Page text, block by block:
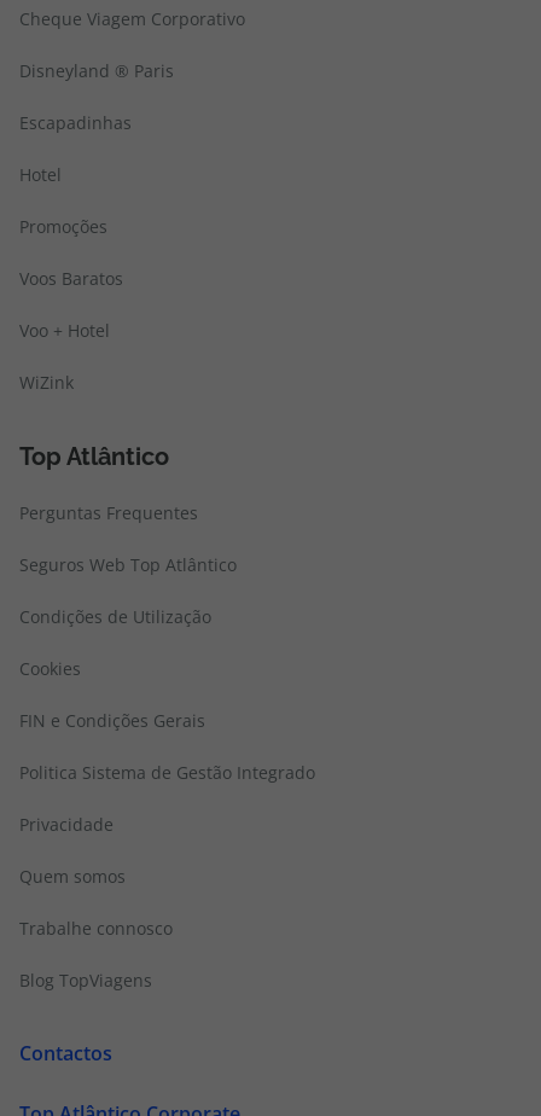
Cheque Viagem Corporativo
Disneyland ® Paris
Escapadinhas
Hotel
Promoções
Voos Baratos
Voo + Hotel
WiZink
Top Atlântico
Perguntas Frequentes
Seguros Web Top Atlântico
Condições de Utilização
Cookies
FIN e Condições Gerais
Politica Sistema de Gestão Integrado
Privacidade
Quem somos
Trabalhe connosco
Blog TopViagens
Contactos